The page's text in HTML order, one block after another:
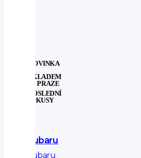
Subaru
Subaru
NOVINKA
SKLADEM
V PRAZE
POSLEDNÍ
KUSY